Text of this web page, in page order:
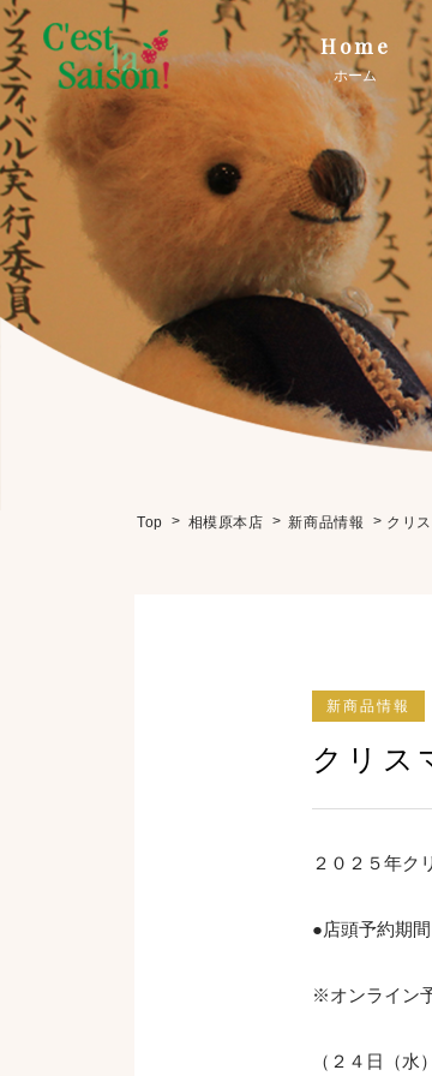
Home
ホーム
Top > 相模原本店 > 新商品情報 > クリ
新商品情報
クリス
２０２５年ク
●店頭予約期
※オンライン
（２４日（水